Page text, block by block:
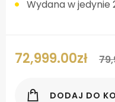
Wydana w jedynie
72,999.00zł
DODAJ DO